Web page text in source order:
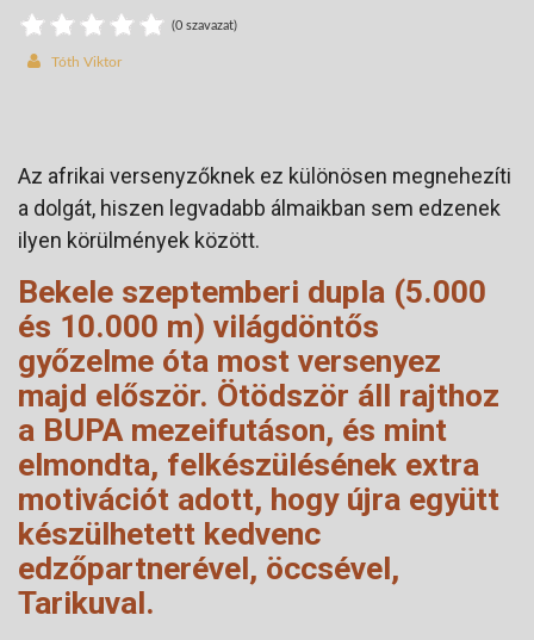
(0 szavazat)
Tóth Viktor
Az afrikai versenyzőknek ez különösen megnehezíti
a dolgát, hiszen legvadabb álmaikban sem edzenek
ilyen körülmények között.
Bekele szeptemberi dupla (5.000
és 10.000 m) világdöntős
győzelme óta most versenyez
majd először. Ötödször áll rajthoz
a BUPA mezeifutáson, és mint
elmondta, felkészülésének extra
motivációt adott, hogy újra együtt
készülhetett kedvenc
edzőpartnerével, öccsével,
Tarikuval.